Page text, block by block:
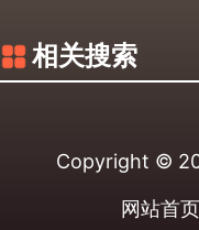
相关搜索
Copyright ©
网站首页